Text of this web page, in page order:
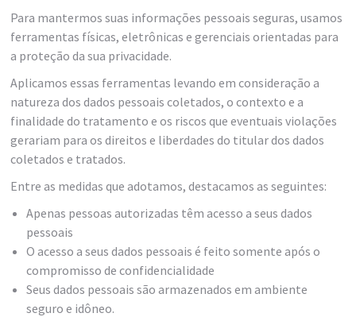
Para mantermos suas informações pessoais seguras, usamos
ferramentas físicas, eletrônicas e gerenciais orientadas para
a proteção da sua privacidade.
Aplicamos essas ferramentas levando em consideração a
natureza dos dados pessoais coletados, o contexto e a
finalidade do tratamento e os riscos que eventuais violações
gerariam para os direitos e liberdades do titular dos dados
coletados e tratados.
Entre as medidas que adotamos, destacamos as seguintes:
Apenas pessoas autorizadas têm acesso a seus dados
pessoais
O acesso a seus dados pessoais é feito somente após o
compromisso de confidencialidade
Seus dados pessoais são armazenados em ambiente
seguro e idôneo.